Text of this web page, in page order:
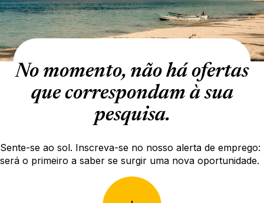
No momento, não há ofertas
que correspondam à sua
pesquisa.
Sente-se ao sol. Inscreva-se no nosso alerta de emprego:
será o primeiro a saber se surgir uma nova oportunidade.